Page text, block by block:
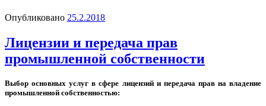
Опубликовано 25.2.2018
Лицензии и передача прав
промышленной собственности
Выбор основных услуг в сфере лицензий и передача прав на владение
промышленной собственностью: